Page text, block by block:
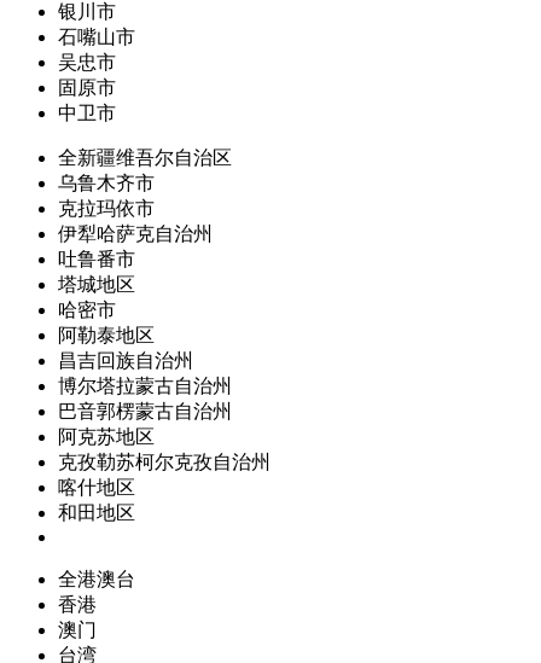
银川市
石嘴山市
吴忠市
固原市
中卫市
全新疆维吾尔自治区
乌鲁木齐市
克拉玛依市
伊犁哈萨克自治州
吐鲁番市
塔城地区
哈密市
阿勒泰地区
昌吉回族自治州
博尔塔拉蒙古自治州
巴音郭楞蒙古自治州
阿克苏地区
克孜勒苏柯尔克孜自治州
喀什地区
和田地区
全港澳台
香港
澳门
台湾